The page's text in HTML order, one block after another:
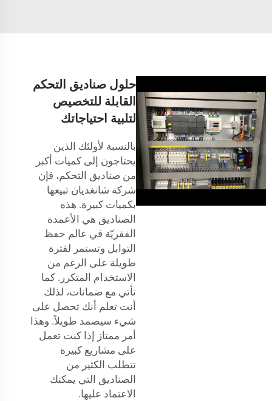
حلول صناديق التحكم
القابلة للتخصيص
لتلبية احتياجاتك
بالنسبة لأولئك الذين
يحتاجون إلى كميات أكبر
من صناديق التحكم، فإن
شركة شانغديان تبيعها
بكميات كبيرة. هذه
الصناديق هي الأعمدة
الفقريّة في عالم حفظ
التوابل وتستمر لفترة
طويلة على الرغم من
الاستخدام المتكرر. كما
تأتي مع ضمانات، لذلك
أنت تعلم أنك تحصل على
شيء سيصمد طويلاً. وهذا
أمر ممتاز إذا كنت تعمل
على مشاريع كبيرة
تتطلب الكثير من
الصناديق التي يمكنك
الاعتماد عليها.